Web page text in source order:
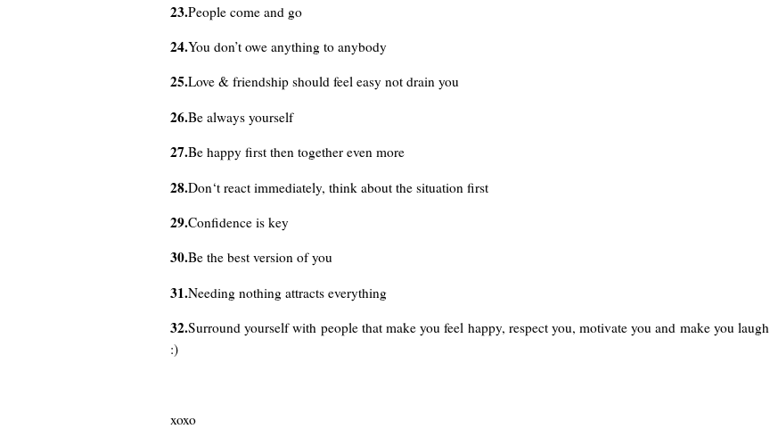
23.People come and go
24.You don’t owe anything to anybody
25.Love & friendship should feel easy not drain you
26.Be always yourself
27.Be happy first then together even more
28.Don‘t react immediately, think about the situation first
29.Confidence is key
30.Be the best version of you
31.Needing nothing attracts everything
32.Surround yourself with people that make you feel happy, respect you, motivate you and make you laugh
:)
xoxo